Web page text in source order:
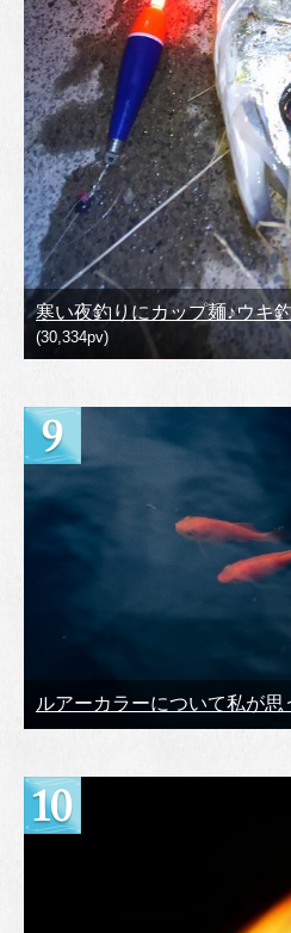
寒い夜釣りにカップ麺♪ウキ
(30,334pv)
ルアーカラーについて私が思